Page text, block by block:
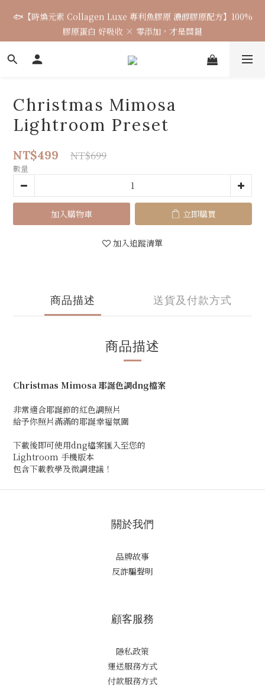
🌈七月涼感韓貨新品連線 已收單🌈 全力追加出貨中
🐟【時煥元素 Collagen Luxe 專利魚膠原 濃醇膠原配方】100%
膠原蛋白 好吸收 × 零添加，才是關鍵
7月飾品連線 ✨ 7/16-7/26
🌈七月涼感韓貨新品連線 已收單🌈 全力追加出貨中
Christmas Mimosa
Lightroom Preset
NT$499 NT$699
數量
加入購物車 立即購買
加入追蹤清單
商品描述 送貨及付款方式
商品描述
Christmas Mimosa 耶誕色調dng檔案
非常適合耶誕節的紅色調照片
給予你照片滿滿的耶誕幸福氛圍
下載後即可使用dng檔案匯入至您的
Lightroom 手機版本
包含下載教學及微調建議！
關於我們
品牌故事
反詐騙聲明
顧客服務
隱私政策
運送服務方式
付款服務方式